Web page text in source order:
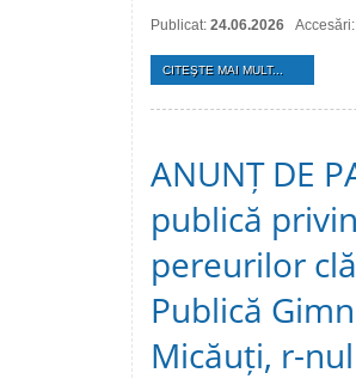
Publicat: 24.06.2026
CITEŞTE MAI MULT...
ANUNȚ DE
publică
pereurilor
Publică
Micăuți, r-